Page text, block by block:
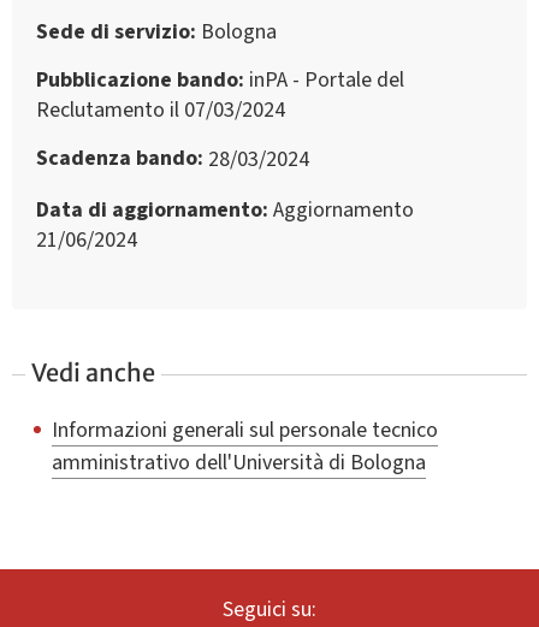
Sede di servizio Bologna
Pubblicazione bando inPA - Portale del
Reclutamento il 07/03/2024
Scadenza bando 28/03/2024
Data di aggiornamento Aggiornamento
21/06/2024
Vedi anche
Informazioni generali sul personale tecnico
amministrativo dell'Università di Bologna
Seguici su: